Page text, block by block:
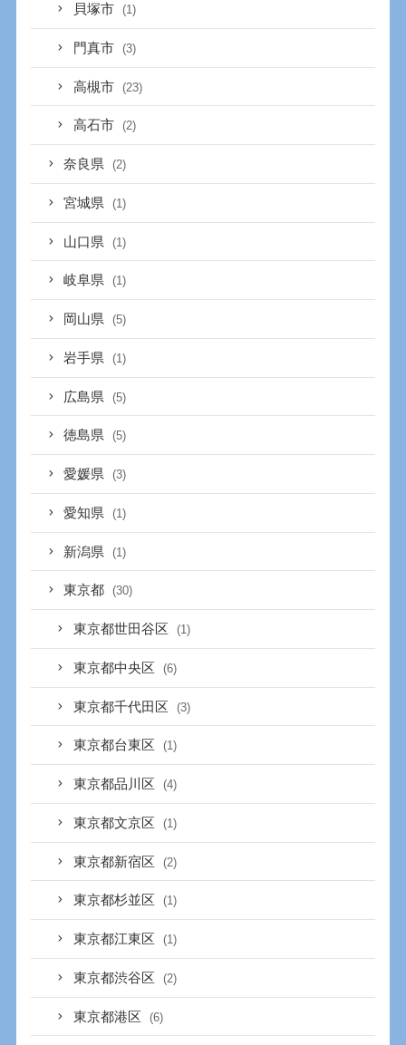
貝塚市 (1)
門真市 (3)
高槻市 (23)
高石市 (2)
奈良県 (2)
宮城県 (1)
山口県 (1)
岐阜県 (1)
岡山県 (5)
岩手県 (1)
広島県 (5)
徳島県 (5)
愛媛県 (3)
愛知県 (1)
新潟県 (1)
東京都 (30)
東京都世田谷区 (1)
東京都中央区 (6)
東京都千代田区 (3)
東京都台東区 (1)
東京都品川区 (4)
東京都文京区 (1)
東京都新宿区 (2)
東京都杉並区 (1)
東京都江東区 (1)
東京都渋谷区 (2)
東京都港区 (6)